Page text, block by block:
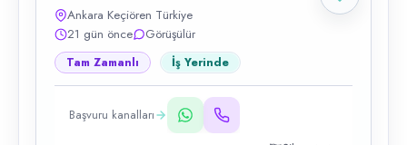
Ankara Keçiören Türkiye
21 gün önce
Görüşülür
Tam Zamanlı İş Yerinde
Başvuru kanalları